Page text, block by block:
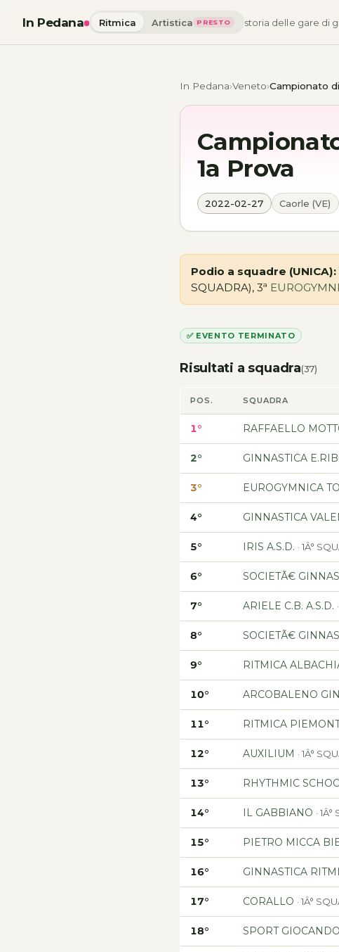
In Pedana Ritmica Artistica PRESTO storia delle gare di
In Pedana Veneto Campionato
1a Prova
2022-02-27 Caorle (VE)
Podio a squadre (UNICA):
SQUADRA), 3ª
✅ EVENTO TERMINATO
Risultati a squadra(37)
POS. SQUADRA
1° RAFFAELLO
2° GINNASTICA
3° EUROGYMNICA
4° GINNASTICA
5° IRIS A.S.D. · 1Â°
6° SOCIETÃ€
7° ARIELE C.B. A.S.D.
8° SOCIETÃ€
9° RITMICA
10° ARCOBALENO
11° RITMICA
12° AUXILIUM · 1Â°
13° RHYTHMIC
14° IL GABBIANO ·
15° PIETRO MICCA
16° GINNASTICA
17° CORALLO · 1Â°
18° SPORT GIOCANDO